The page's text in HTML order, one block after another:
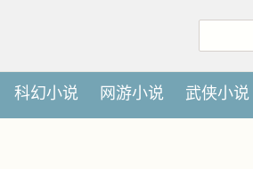
科幻小说 网游小说 武侠小说